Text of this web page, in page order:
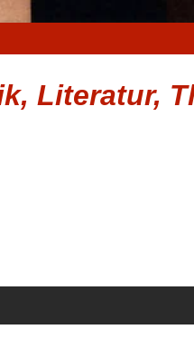
Literatur,